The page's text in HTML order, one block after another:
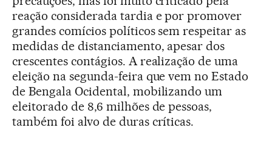
reação considerada tardia e por promover
grandes comícios políticos sem respeitar as
medidas de distanciamento, apesar dos
crescentes contágios. A realização de uma
eleição na segunda-feira que vem no Estado
de Bengala Ocidental, mobilizando um
eleitorado de 8,6 milhões de pessoas,
também foi alvo de duras críticas.